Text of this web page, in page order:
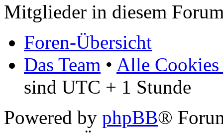
Mitglieder in diesem
Foren-Übersicht
Das Team • Alle Cookies
sind UTC + 1 Stunde
Powered by phpBB®